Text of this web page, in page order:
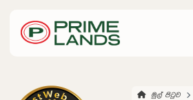
මුල් පිටුව